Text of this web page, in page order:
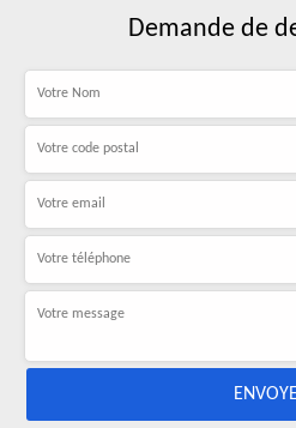
Demande de